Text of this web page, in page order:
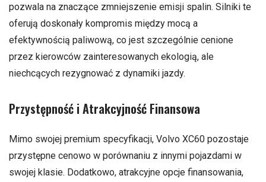
pozwala na znaczące zmniejszenie emisji spalin. Silniki te
oferują doskonały kompromis między mocą a
efektywnością paliwową, co jest szczególnie cenione
przez kierowców zainteresowanych ekologią, ale
niechcących rezygnować z dynamiki jazdy.
Przystępność i Atrakcyjność Finansowa
Mimo swojej premium specyfikacji, Volvo XC60 pozostaje
przystępne cenowo w porównaniu z innymi pojazdami w
swojej klasie. Dodatkowo, atrakcyjne opcje finansowania,